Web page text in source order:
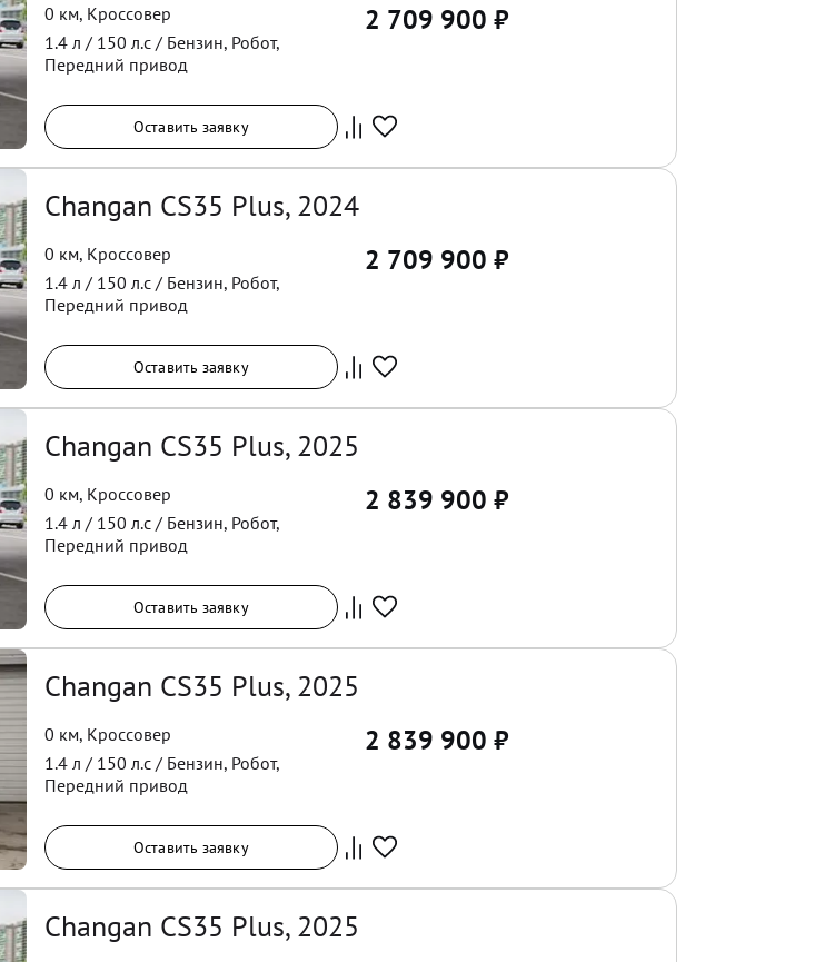
0 км, Кроссовер
1.4л / 150 л.с / Бензин, Робот,
Передний привод
2 709 900 ₽
Оставить заявку
Changan CS35 Plus, 2024
0 км, Кроссовер
1.4л / 150 л.с / Бензин, Робот,
Передний привод
2 709 900 ₽
Оставить заявку
Changan CS35 Plus, 2025
0 км, Кроссовер
1.4л / 150 л.с / Бензин, Робот,
Передний привод
2 839 900 ₽
Оставить заявку
Changan CS35 Plus, 2025
0 км, Кроссовер
1.4л / 150 л.с / Бензин, Робот,
Передний привод
2 839 900 ₽
Оставить заявку
Changan CS35 Plus, 2025